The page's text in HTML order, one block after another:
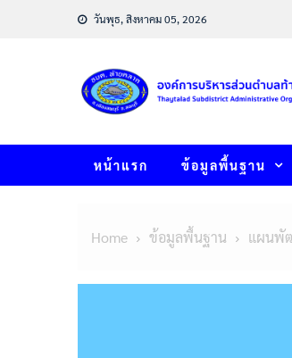
วันพุธ, สิงหาคม 05, 2026
หน้าแรก ข้อมูลพื้นฐาน
Home ข้อมูลพื้นฐาน แผนพั